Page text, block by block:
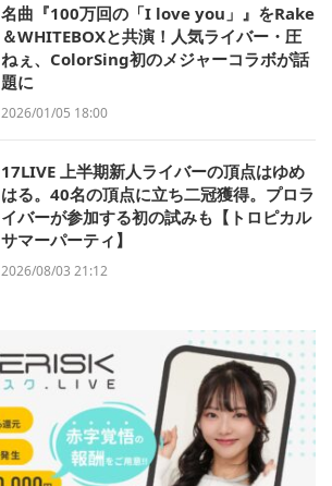
名曲『100万回の「I love you」』をRake
＆WHITEBOXと共演！人気ライバー・圧
ねぇ、ColorSing初のメジャーコラボが話
題に
2026/01/05 18:00
17LIVE 上半期新人ライバーの頂点はゆめ
はる。40名の頂点に立ち二冠獲得。プロラ
イバーが参加する初の試みも【トロピカル
サマーパーティ】
2026/08/03 21:12